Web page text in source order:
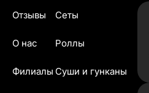
Отзывы
О нас
Филиалы
Сеты
Роллы
Суши и гунканы